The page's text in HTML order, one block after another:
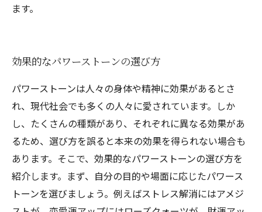
ます。
効果的なパワーストーンの選び方
パワーストーンは人々の身体や精神に効果があるとさ
れ、現代社会でも多くの人々に愛されています。しか
し、たくさんの種類があり、それぞれに異なる効果があ
るため、選び方を誤ると本来の効果を得られない場合も
あります。そこで、効果的なパワーストーンの選び方を
紹介します。まず、自分の目的や場面に応じたパワース
トーンを選びましょう。例えばストレス解消にはアメジ